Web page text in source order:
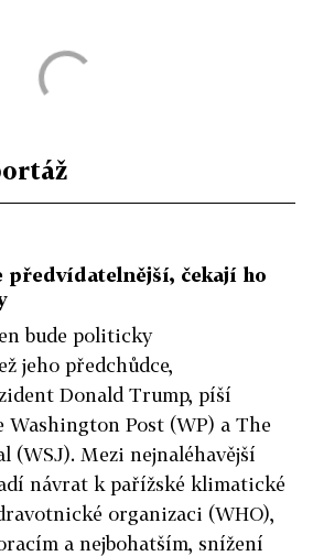
předvídatelnější, čekají ho
bude politicky
jeho předchůdce,
Donald Trump, píší
Post (WP) a The
(WSJ). Mezi nejnaléhavější
návrat k pařížské klimatické
organizaci (WHO),
a nejbohatším, snížení